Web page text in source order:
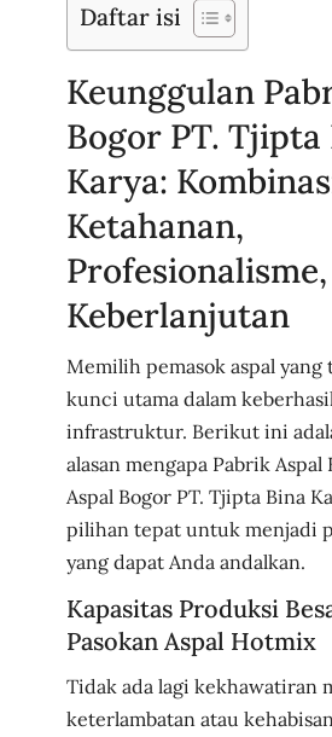
Daftar isi
Keunggulan
Bogor PT. Tjipta
Karya:
Ketahanan,
Keberlanjutan
Memilih pemasok aspal yang
kunci utama dalam
infrastruktur. Berikut ini
alasan mengapa Pabrik Aspal
Aspal Bogor PT. Tjipta Bina
pilihan tepat untuk menjadi
yang dapat Anda andalkan.
Kapasitas Produksi
Pasokan Aspal Hotmix
Tidak ada lagi kekhawatiran
keterlambatan atau